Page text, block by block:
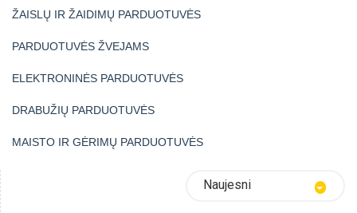
ŽAISLŲ IR ŽAIDIMŲ PARDUOTUVĖS
PARDUOTUVĖS ŽVEJAMS
ELEKTRONINĖS PARDUOTUVĖS
DRABUŽIŲ PARDUOTUVĖS
MAISTO IR GĖRIMŲ PARDUOTUVĖS
Naujesni